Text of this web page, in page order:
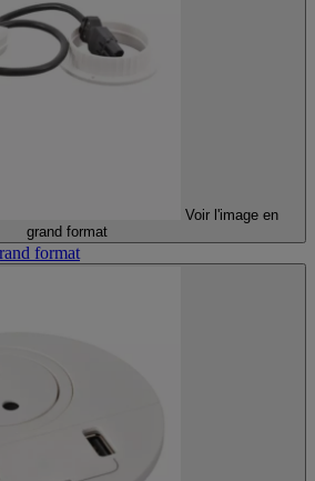
Voir l'image en
grand format
format